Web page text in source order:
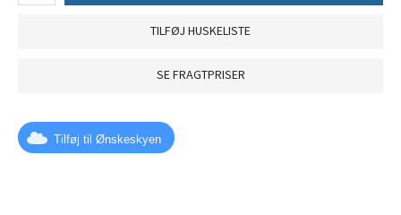
TILFØJ HUSKELISTE
SE FRAGTPRISER
Tilføj til Ønskeskyen